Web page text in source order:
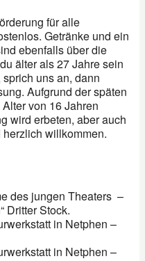
für alle
Getränke und ein
ebenfalls über die
älter als 27 Jahre sein
uns an, dann
Aufgrund der späten
von 16 Jahren
wird erbeten, aber auch
willkommen.
des jungen Theaters –
Dritter Stock.
in Netphen –
in Netphen –